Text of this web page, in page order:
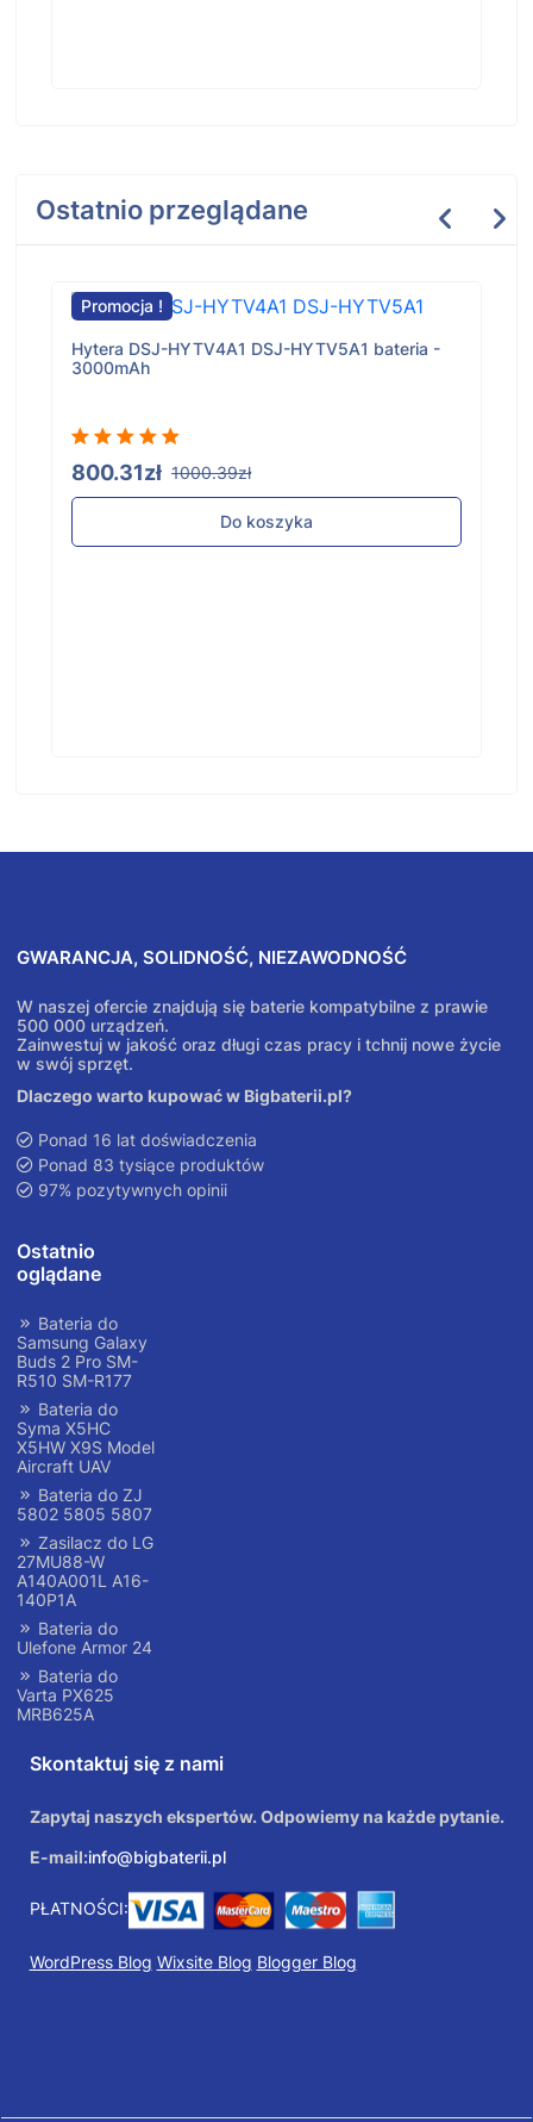
Ostatnio przeglądane
Promocja !
Hytera DSJ-HYTV4A1 DSJ-HYTV5A1 bateria -
3000mAh
800.31zł 1000.39zł
Do koszyka
GWARANCJA, SOLIDNOŚĆ, NIEZAWODNOŚĆ
W naszej ofercie znajdują się baterie kompatybilne z prawie
500 000 urządzeń.
Zainwestuj w jakość oraz długi czas pracy i tchnij nowe życie
w swój sprzęt.
Dlaczego warto kupować w Bigbaterii.pl?
Ponad 16 lat doświadczenia
Ponad 83 tysiące produktów
97% pozytywnych opinii
Ostatnio
oglądane
Bateria do
Samsung Galaxy
Buds 2 Pro SM-
R510 SM-R177
Bateria do
Syma X5HC
X5HW X9S Model
Aircraft UAV
Bateria do ZJ
5802 5805 5807
Zasilacz do LG
27MU88-W
A140A001L A16-
140P1A
Bateria do
Ulefone Armor 24
Bateria do
Varta PX625
MRB625A
Skontaktuj się z nami
Zapytaj naszych ekspertów. Odpowiemy na każde pytanie.
E-mail:info@bigbaterii.pl
PŁATNOŚCI:
WordPress Blog Wixsite Blog Blogger Blog